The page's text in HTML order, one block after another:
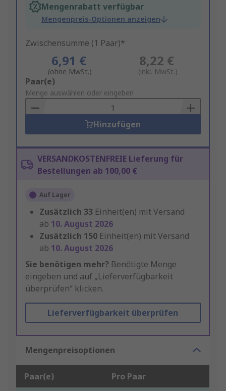
Mengenrabatt verfügbar
Mengenpreis-Optionen anzeigen
Zwischensumme (1 Paar)*
6,91 €
(ohne MwSt.)
8,22 €
(inkl. MwSt.)
Add
to
Basket
Paar(e)
Menge auswählen oder eingeben
Hinzufügen
VERSANDKOSTENFREIE Lieferung für
Bestellungen ab 100,00 €
Auf Lager
Zusätzlich 33 Einheit(en) mit Versand
ab 10. August 2026
Zusätzlich 150 Einheit(en) mit Versand
ab 10. August 2026
Sie benötigen mehr? Benötigte Menge
eingeben und auf „Lieferverfügbarkeit
überprüfen“ klicken.
Lieferverfügbarkeit überprüfen
Mengenpreisoptionen
Paar(e) Pro Paar